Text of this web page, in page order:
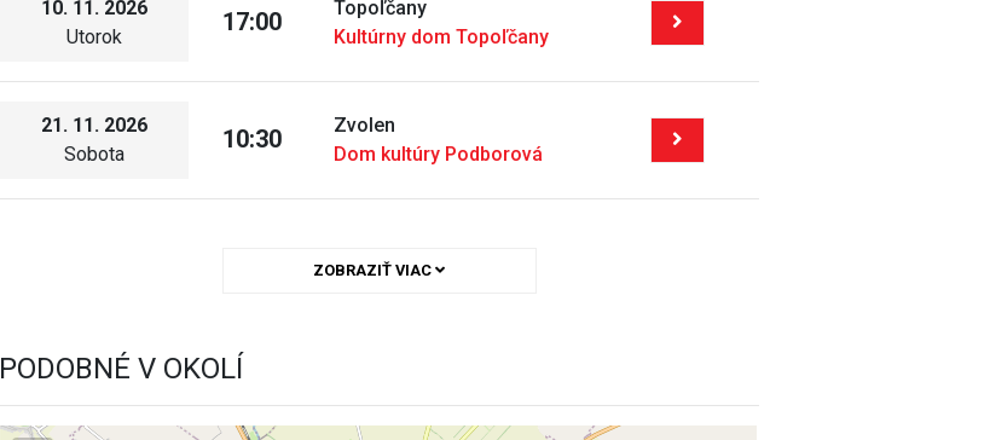
10. 11. 2026
Utorok
17:00
Topoľčany
Kultúrny dom Topoľčany
21. 11. 2026
Sobota
10:30
Zvolen
Dom kultúry Podborová
ZOBRAZIŤ VIAC
PODOBNÉ V OKOLÍ